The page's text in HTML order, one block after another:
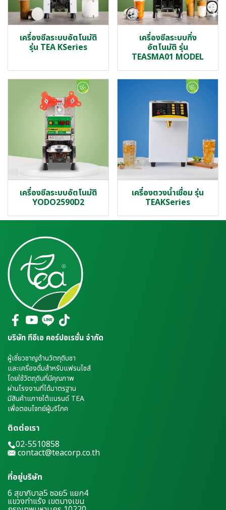
เครื่องซีลระบบอัตโนมัติ
รุ่น TEA KSeries
เครื่องซีลระบบกึ่ง
อัตโนมัติ รุ่น
TEASMA01 MODEL
เครื่องซีลระบบอัตโนมัติ
YODO2590D2
เครื่องตวงน้ำเชื่อม รุ่น
TEAKSeries
บริษัท ทีอีเอ คอร์ปอเรชั่น จำกัด
ผู้เชี่ยวชาญด้านวัตถุดิบชา
และเครื่องดื่มสำหรับแฟรนไชส์
โดยใช้วัตถุดิบที่มีคุณภาพ
ผ่านโรงงานที่ได้มาตรฐาน
มีสินค้าแภายใต้แบรนด์ TEA
เพื่อตอบโจทย์ผู้บริโภค
ติดต่อเรา
02-5510858
contact@teacorp.co.th
ที่อยู่บริษัท
6 สุขาภิบาล5 ซอย5 แยก4
แขวงท่าแร้ง เขตบางเขน